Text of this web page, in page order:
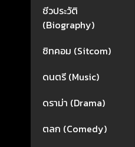
ชีวประวัติ
(Biography)
ซิทคอม (Sitcom)
ดนตรี (Music)
ดราม่า (Drama)
ตลก (Comedy)